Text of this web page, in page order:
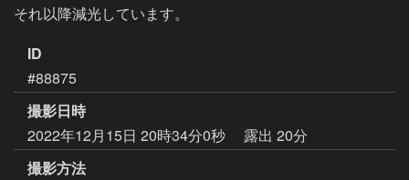
それ以降減光しています。
ID
#88875
撮影日時
2022年12月15日 20時34分0秒
露出 20分
撮影方法